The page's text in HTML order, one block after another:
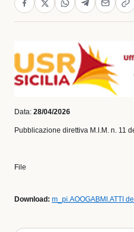
Data: 28/04/2026
Pubblicazione direttiva M.I.M. n. 11
File
Download: m_pi.AOOGABMI.ATTI